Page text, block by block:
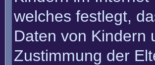
welches festlegt,
Daten von Kindern
Zustimmung der